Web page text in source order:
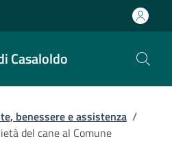
Casaloldo
benessere e assistenza /
del cane al Comune